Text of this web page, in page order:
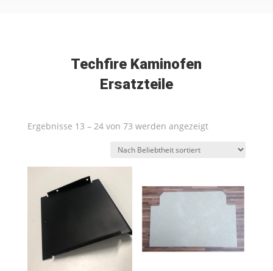
Techfire Kaminofen
Ersatzteile
Ergebnisse 13 – 24 von 73 werden angezeigtNach